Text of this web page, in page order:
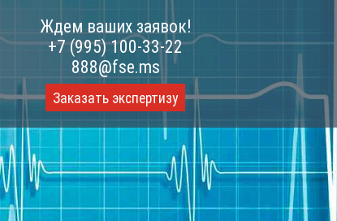
Ждем ваших заявок!
+7 (995) 100-33-22
888@fse.ms
Заказать экспертизу